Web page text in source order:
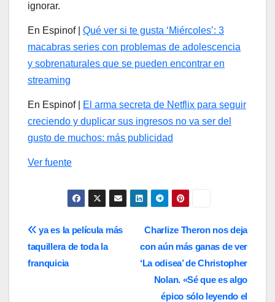
ignorar.
En Espinof | Qué ver si te gusta ‘Miércoles’: 3
macabras series con problemas de adolescencia
y sobrenaturales que se pueden encontrar en
streaming
En Espinof |
El arma secreta de Netflix para seguir
creciendo y duplicar sus ingresos no va ser del
gusto de muchos: más publicidad
Ver fuente
Navegación
de
Charlize Theron nos deja
con aún más ganas de ver
‘La odisea’ de Christopher
Nolan. «Sé que es algo
épico sólo leyendo el
ya es la película más
taquillera de toda la
franquicia